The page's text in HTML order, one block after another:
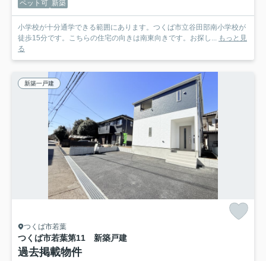
ペット可 新築
小学校が十分通学できる範囲にあります。つくば市立谷田部南小学校が
徒歩15分です。こちらの住宅の向きは南東向きです。お探し... もっと見
る
新築一戸建
つくば市若葉
つくば市若葉第11 新築戸建
過去掲載物件